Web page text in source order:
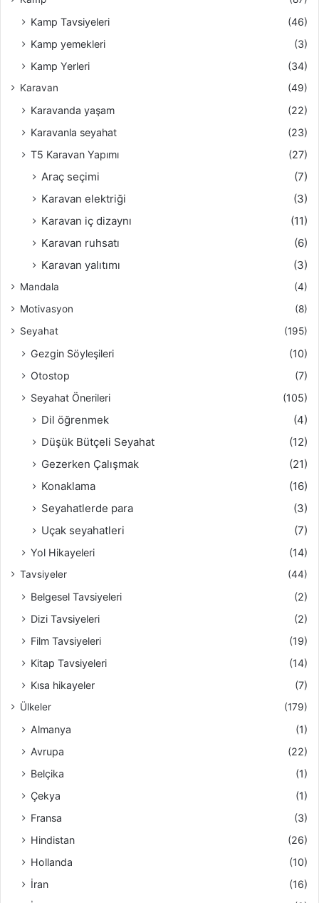
Kamp Tavsiyeleri
(46)
Kamp yemekleri
(3)
Kamp Yerleri
(34)
Karavan (49)
Karavanda yaşam
(22)
Karavanla seyahat
(23)
T5 Karavan Yapımı
(27)
Araç seçimi
(7)
Karavan elektriği
(3)
Karavan iç dizaynı
(11)
Karavan ruhsatı
(6)
Karavan yalıtımı
(3)
Mandala
(4)
Motivasyon
(8)
Seyahat
(195)
Gezgin Söyleşileri
(10)
Otostop
(7)
Seyahat Önerileri
(105)
Dil öğrenmek
(4)
Düşük Bütçeli Seyahat
(12)
Gezerken Çalışmak
(21)
Konaklama
(16)
Seyahatlerde para
(3)
Uçak seyahatleri
(7)
Yol Hikayeleri (14)
Tavsiyeler (44)
Belgesel Tavsiyeleri
(2)
Dizi Tavsiyeleri
(2)
Film Tavsiyeleri
(19)
Kitap Tavsiyeleri
(14)
Kısa hikayeler
(7)
Ülkeler (179)
Almanya
(1)
Avrupa
(22)
Belçika
(1)
Çekya
(1)
Fransa
(3)
Hindistan
(26)
Hollanda
(10)
İran
(16)